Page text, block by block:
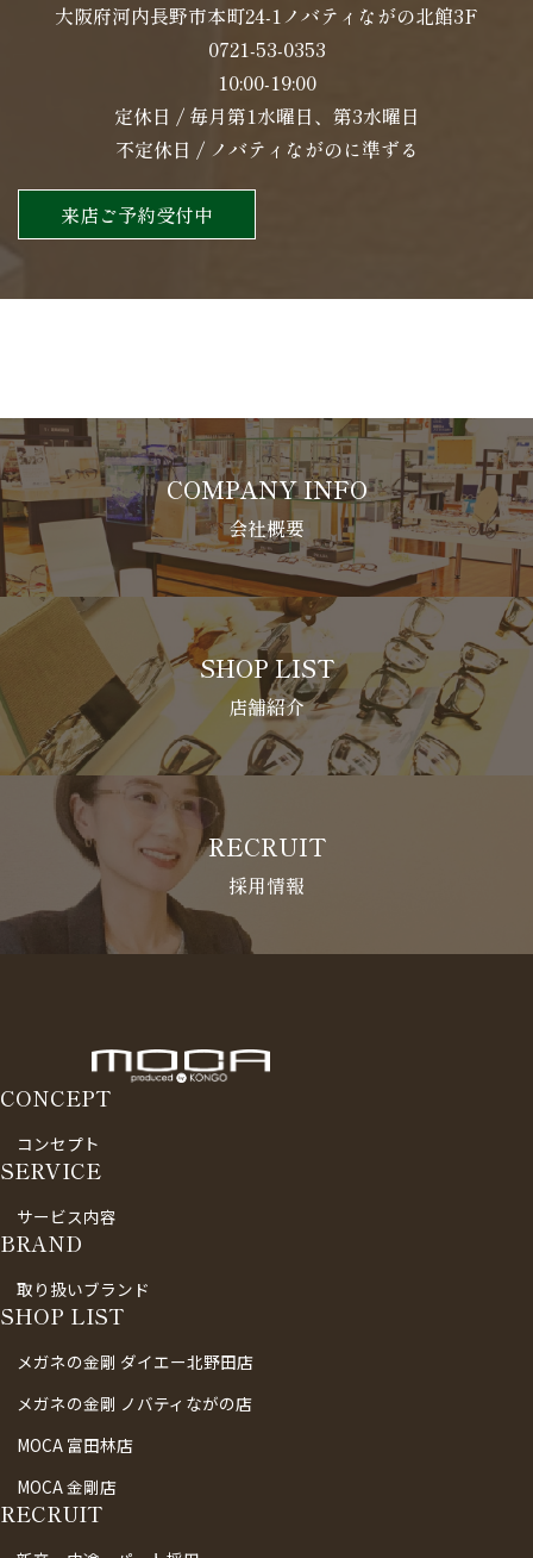
大阪府河内長野市本町24-1ノバティながの北館3F
0721-53-0353
10:00-19:00
定休日 / 毎月第1水曜日、第3水曜日
不定休日 / ノバティながのに準ずる
来店ご予約受付中
COMPANY INFO
会社概要
SHOP LIST
店舗紹介
RECRUIT
採用情報
CONCEPT
コンセプト
SERVICE
サービス内容
BRAND
取り扱いブランド
SHOP LIST
メガネの金剛 ダイエー北野田店
メガネの金剛 ノバティながの店
MOCA 富田林店
MOCA 金剛店
RECRUIT